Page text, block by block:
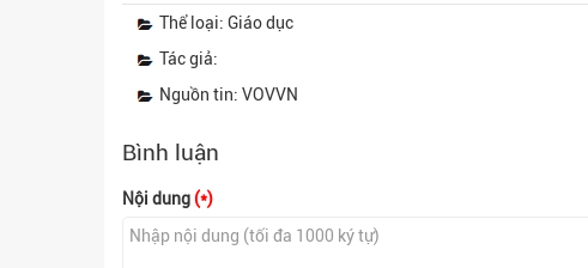
Thể loại: Giáo dục
Tác giả:
Nguồn tin: VOVVN
Bình luận
Nội dung (*)